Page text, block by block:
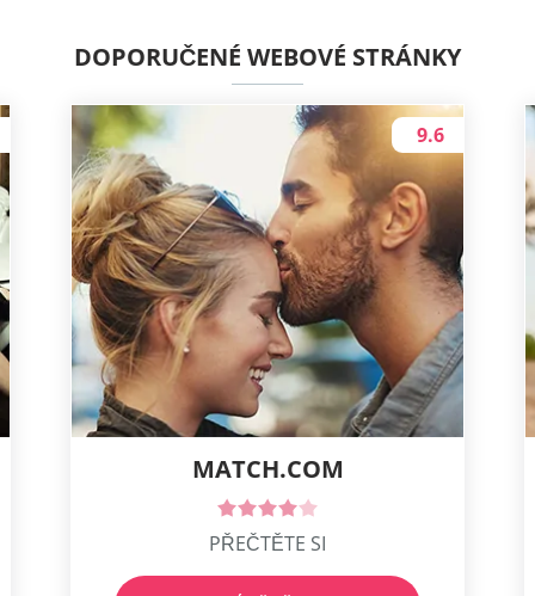
DOPORUČENÉ WEBOVÉ STRÁNKY
MATCH.COM
9.6
PŘEČTĚTE SI